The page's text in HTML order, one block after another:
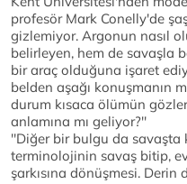
profesör Mark Conelly'de
gizlemiyor. Argonun nasıl
belirleyen, hem de savaşla
bir araç olduğuna işaret
belden aşağı konuşmanın
durum kısaca ölümün
anlamına mı geliyor?''
''Diğer bir bulgu da savaşta
terminolojinin savaş bitip,
şarkısına dönüşmesi.